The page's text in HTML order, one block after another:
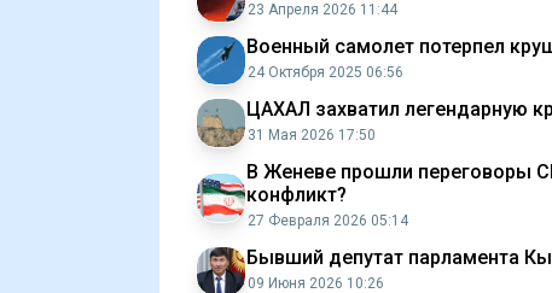
23 Апреля 2026 11:44
Военный самолет потерпел
24 Октября 2025 06:56
ЦАХАЛ захватил легендарную
31 Мая 2026 17:50
В Женеве прошли переговоры
конфликт?
27 Февраля 2026 05:14
Бывший депутат парламента
09 Июня 2026 10:26